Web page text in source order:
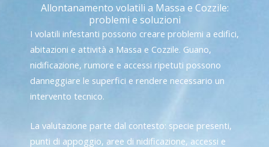
Allontanamento volatili a Massa e Cozzile:
problemi e soluzioni
I volatili infestanti possono creare problemi a edifici,
abitazioni e attività a Massa e Cozzile. Guano,
nidificazione, rumore e accessi ripetuti possono
danneggiare le superfici e rendere necessario un
intervento tecnico.
La valutazione parte dal contesto: specie presenti,
punti di appoggio, aree di nidificazione, accessi e